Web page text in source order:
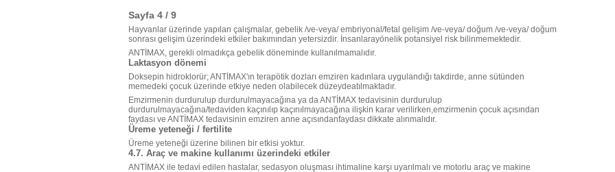
Sayfa 4 / 9
Hayvanlar üzerinde yapılan çalışmalar, gebelik /ve-veya/ embriyonal/fetal gelişim /ve-veya/ doğum /ve-veya/ doğum
sonrası gelişim üzerindeki etkiler bakımından yetersizdir. İnsanlarayönelik potansiyel risk bilinmemektedir.
ANTİMAX, gerekli olmadıkça gebelik döneminde kullanılmamalıdır.
Laktasyon dönemi
Doksepin hidroklorür; ANTİMAX'ın terapötik dozları emziren kadınlara uygulandığı takdirde, anne sütünden
memedeki çocuk üzerinde etkiye neden olabilecek düzeydeatılmaktadır.
Emzirmenin durdurulup durdurulmayacağına ya da ANTİMAX tedavisinin durdurulup
durdurulmayacağına/tedaviden kaçınılıp kaçınılmayacağına ilişkin karar verilirken,emzirmenin çocuk açısından
faydası ve ANTİMAX tedavisinin emziren anne açısındanfaydası dikkate alınmalıdır.
Üreme yeteneği / fertilite
Üreme yeteneği üzerine bilinen bir etkisi yoktur.
4.7. Araç ve makine kullanımı üzerindeki etkiler
ANTİMAX ile tedavi edilen hastalar, sedasyon oluşması ihtimaline karşı uyarılmalı ve motorlu araç ve makine